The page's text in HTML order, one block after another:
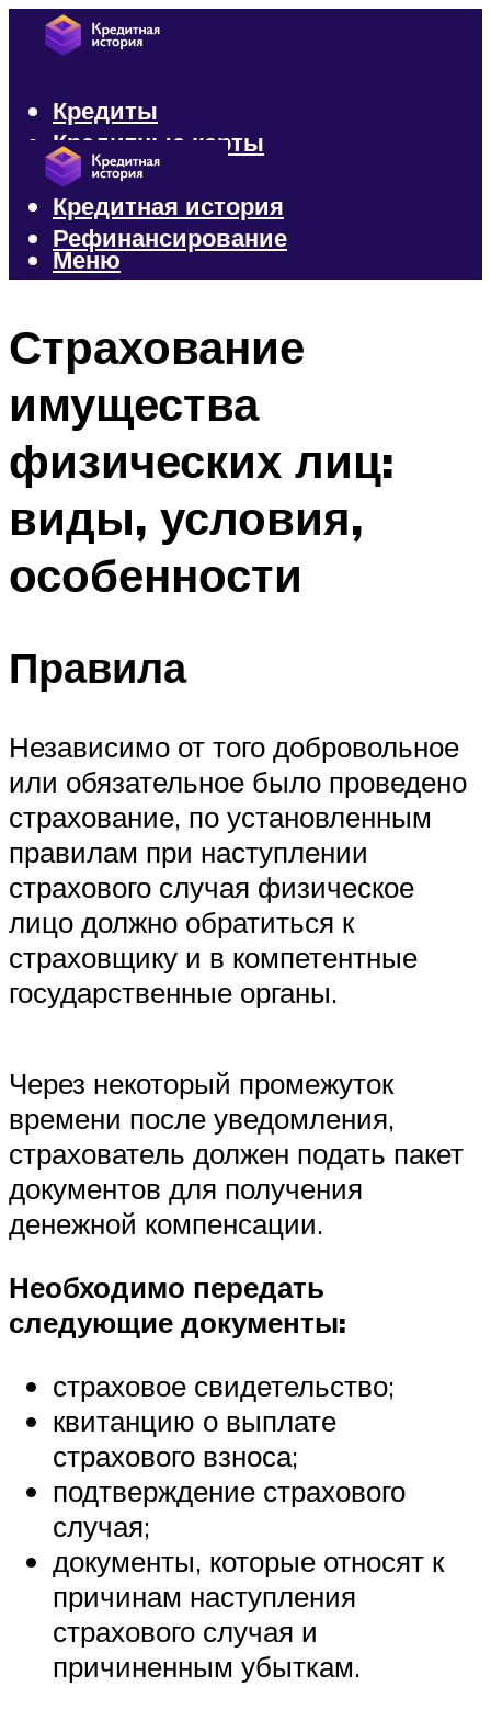
Кредиты
Кредитные карты
Микрозаймы
Кредитная история
Рефинансирование
Меню
Страхование
имущества
физических лиц:
виды, условия,
особенности
Правила
Независимо от того добровольное
или обязательное было проведено
страхование, по установленным
правилам при наступлении
страхового случая физическое
лицо должно обратиться к
страховщику и в компетентные
государственные органы.
Через некоторый промежуток
времени после уведомления,
страхователь должен подать пакет
документов для получения
денежной компенсации.
Необходимо передать
следующие документы:
страховое свидетельство;
квитанцию о выплате
страхового взноса;
подтверждение страхового
случая;
документы, которые относят к
причинам наступления
страхового случая и
причиненным убыткам.